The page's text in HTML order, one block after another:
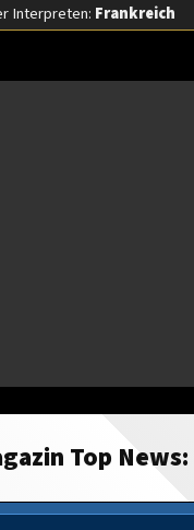
Interpreten: Frankreich
Top News: